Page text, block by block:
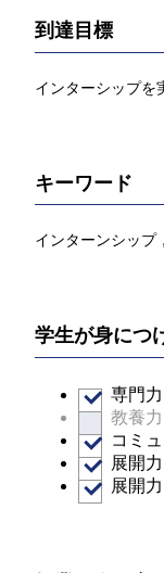
到達目標
インターシップを
キーワード
インターンシップ
学生が身につ
専門力
教養力
コミ
展開
展開